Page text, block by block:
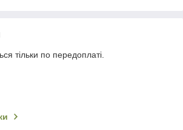
тільки по передоплаті.